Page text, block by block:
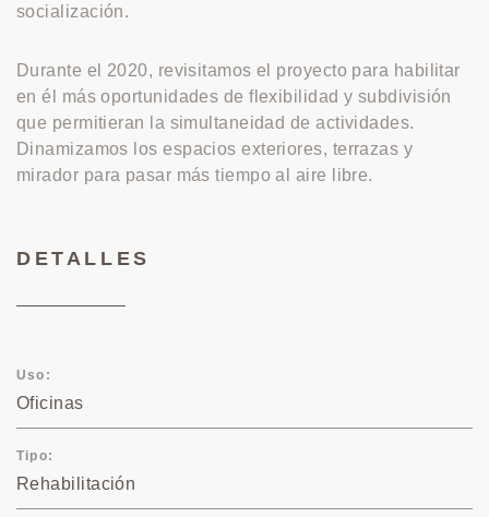
socialización.
Durante el 2020, revisitamos el proyecto para habilitar
en él más oportunidades de flexibilidad y subdivisión
que permitieran la simultaneidad de actividades.
Dinamizamos los espacios exteriores, terrazas y
mirador para pasar más tiempo al aire libre.
DETALLES
Uso
Oficinas
Tipo
Rehabilitación